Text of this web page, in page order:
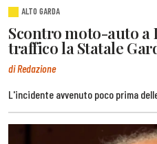
ALTO GARDA
Scontro moto-auto a
traffico la Statale
di Redazione
L'incidente avvenuto poco prima